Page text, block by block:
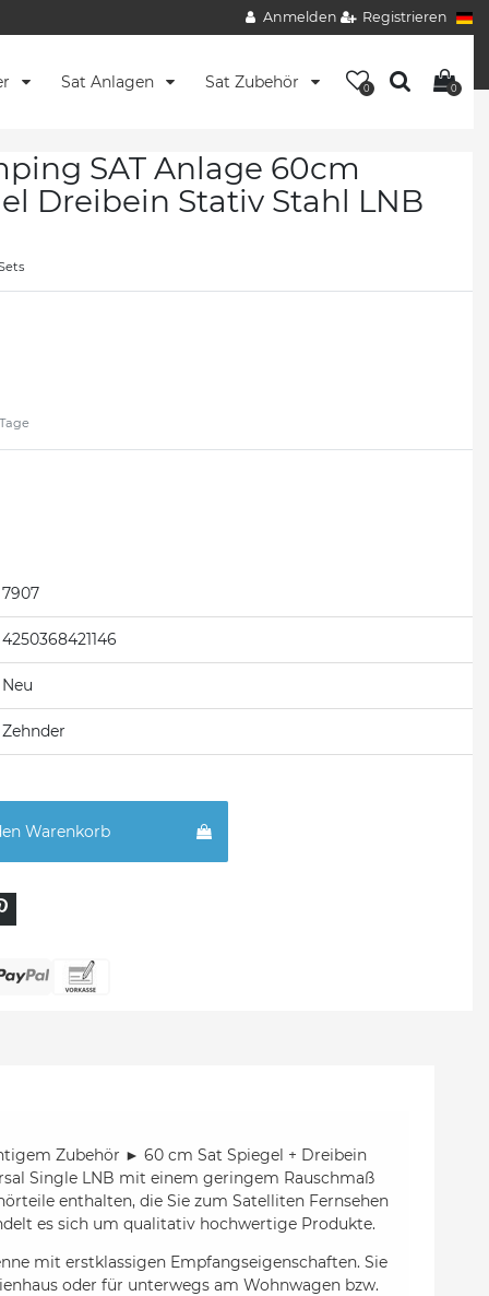
Anmelden Registrieren
Sat Anlagen Sat Zubehör 0 0
SAT Anlage 60cm
Dreibein Stativ Stahl LNB
7907
4250368421146
Neu
Zehnder
Warenkorb
Zubehör ► 60 cm Sat Spiegel + Dreibein
Single LNB mit einem geringem Rauschmaß
enthalten, die Sie zum Satelliten Fernsehen
es sich um qualitativ hochwertige Produkte.
mit erstklassigen Empfangseigenschaften. Sie
oder für unterwegs am Wohnwagen bzw.